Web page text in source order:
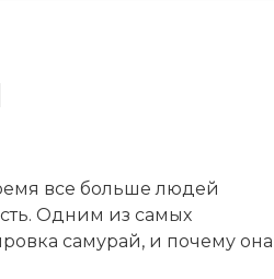
все больше людей
Одним из самых
самурай, и почему она